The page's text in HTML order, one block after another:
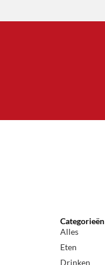
Categorieën
Alles
Eten
Drinken